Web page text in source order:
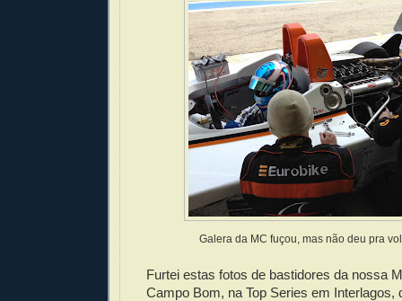
Galera da MC fuçou, mas não deu pra
Furtei estas fotos de bastidores da nossa
Campo Bom, na Top Series em Interlagos,